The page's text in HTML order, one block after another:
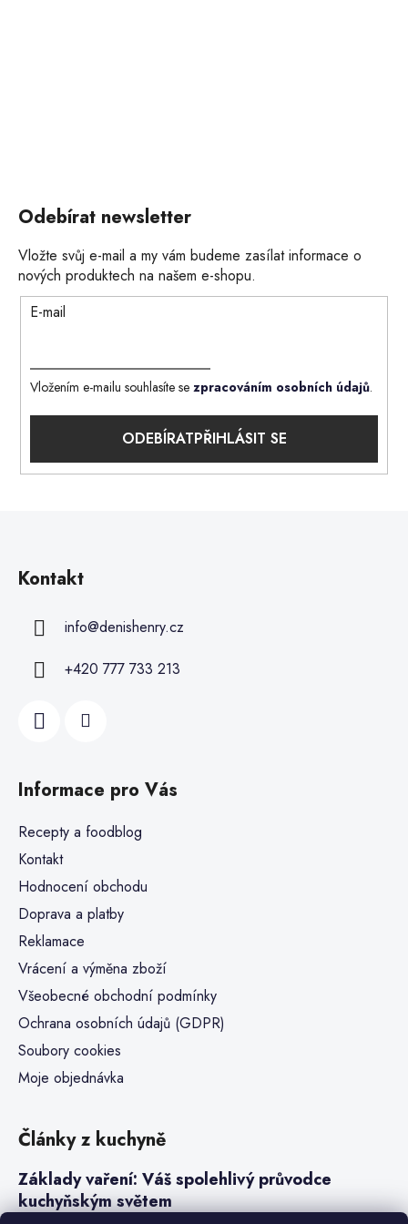
Odebírat newsletter
Vložte svůj e-mail a my vám budeme zasílat informace o
nových produktech na našem e-shopu.
E-mail
Vložením e-mailu souhlasíte se zpracováním osobních údajů.
PŘIHLÁSIT SE
Kontakt
info@denishenry.cz
+420 777 733 213
Informace pro Vás
Recepty a foodblog
Kontakt
Hodnocení obchodu
Doprava a platby
Reklamace
Vrácení a výměna zboží
Všeobecné obchodní podmínky
Ochrana osobních údajů (GDPR)
Soubory cookies
Moje objednávka
Články z kuchyně
Základy vaření: Váš spolehlivý průvodce
kuchyňským světem